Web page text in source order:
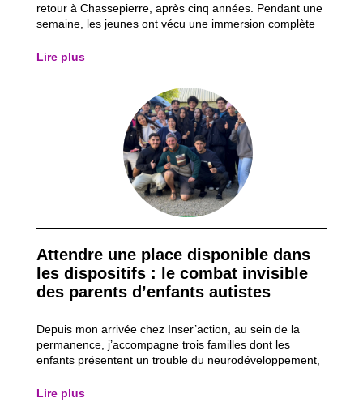
retour à Chassepierre, après cinq années. Pendant une
semaine, les jeunes ont vécu une immersion complète
du séjour tournait autour d’un meurtre non élucidé
Lire plus
Attendre une place disponible dans
les dispositifs : le combat invisible
des parents d’enfants autistes
Depuis mon arrivée chez Inser’action, au sein de la
permanence, j’accompagne trois familles dont les
enfants présentent un trouble du neurodéveloppement,
(TSA). Ces accompagnements me permettent
Lire plus